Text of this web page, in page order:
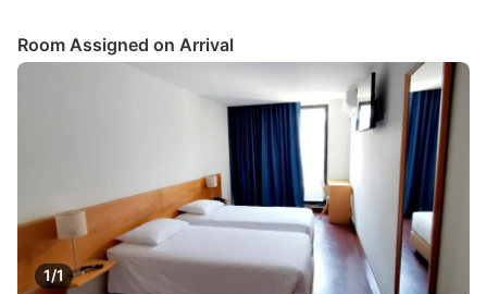
Room Assigned on Arrival
1/1